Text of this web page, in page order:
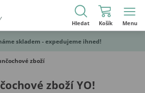
Hledat Košík Menu
skladem - expedujeme ihned!
zboží
zboží YO!